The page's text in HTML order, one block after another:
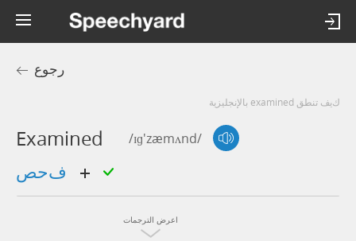
رجوع
كيف تنطق examined بالإنجليزية
Examined /ɪɡ'zæmʌnd/
اعرض الترجمات